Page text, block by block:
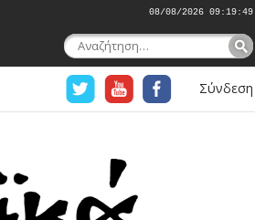
08/08/2026 09:19:50
Αναζήτηση
για:
Σύνδεση